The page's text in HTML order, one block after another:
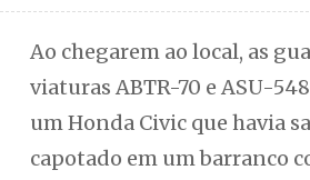
Ao chegarem ao local, as
viaturas ABTR-70 e ASU-
um Honda Civic que havia
capotado em um barranco